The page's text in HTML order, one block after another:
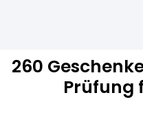
260
Prüfung